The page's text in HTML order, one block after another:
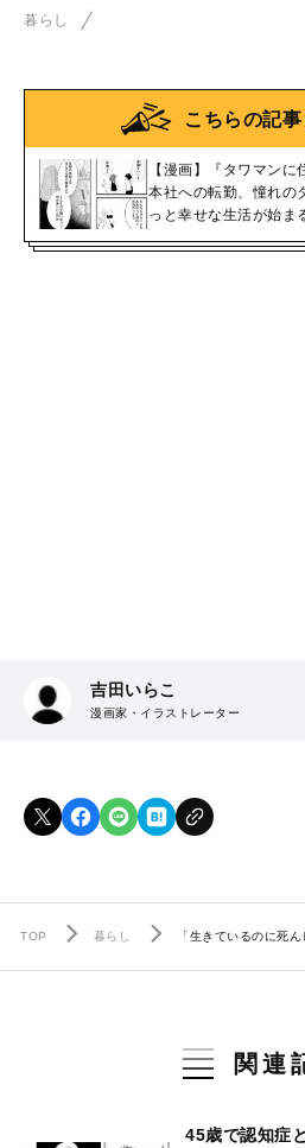
暮らし
こちらの記
【漫画】『タワマン
本社への転勤、憧れの
っと幸せな生活が始
吉田いらこ
漫画家・イラストレーター
TOP 暮らし 「生きているのに死
関連
45歳で認知症